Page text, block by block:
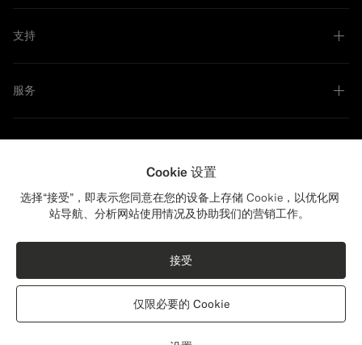
意大利 Beste 生产的埃及棉法兰绒面料
支持
服务
配送：美国？
更新您的位置，查看与您相关的产品和内容。
美国(USD)
切换位置
Cookie 设置
选择“接受”，即表示您同意在您的设备上存储 Cookie，以优化网
站导航、分析网站使用情况及协助我们的营销工作。
仅限必要的 Cookie
接受